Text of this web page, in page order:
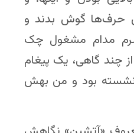
حرف‌ها گوش بدند و
مدام مشغول چک
چند گاهی، یک پیغام
نشسته بود و من بهش